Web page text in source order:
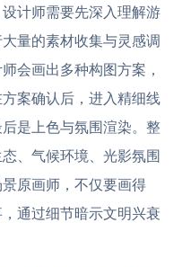
计师需要先深入理解游
量的素材收集与灵感调
会画出多种构图方案，
案确认后，进入精细线
是上色与氛围渲染。整
、气候环境、光影氛围
原画师，不仅要画得
通过细节暗示文明兴衰